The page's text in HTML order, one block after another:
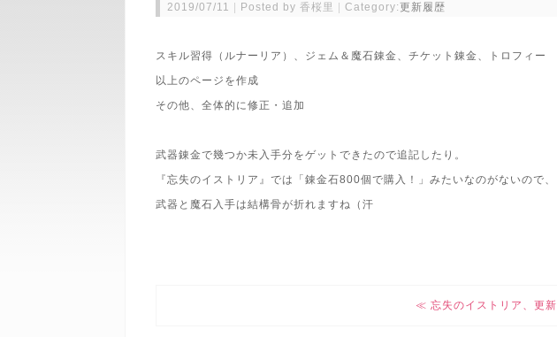
2019/07/11 Posted by 香桜里 Category:更新履歴
スキル習得（ルナーリア）、ジェム＆魔石錬金、チケット錬金、トロフィー
以上のページを作成
その他、全体的に修正・追加
武器錬金で幾つか未入手分をゲットできたので追記したり。
『忘失のイストリア』では「錬金石800個で購入！」みたいなのがないので、
武器と魔石入手は結構骨が折れますね（汗
忘失のイストリア、更新